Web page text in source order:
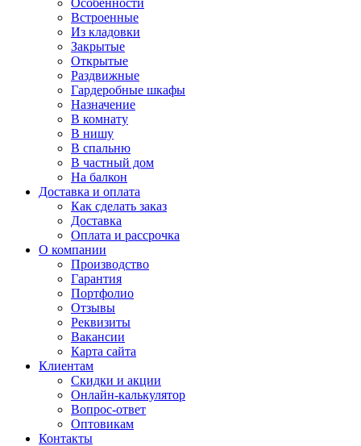
Особенности
Встроенные
Из кладовки
Закрытые
Открытые
Раздвижные
Гардеробные шкафы
Назначение
В комнату
В нишу
В спальню
В частный дом
На балкон
Доставка и оплата
Как сделать заказ
Доставка
Оплата и рассрочка
О компании
Производство
Гарантия
Портфолио
Отзывы
Реквизиты
Вакансии
Карта сайта
Клиентам
Скидки и акции
Онлайн-калькулятор
Вопрос-ответ
Оптовикам
Контакты